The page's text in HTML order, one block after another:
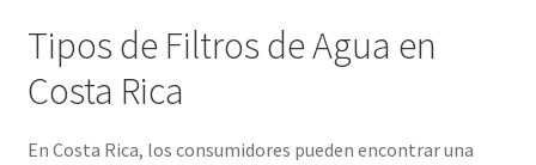
Tipos de Filtros de Agua en
Costa Rica
En Costa Rica, los consumidores pueden encontrar una